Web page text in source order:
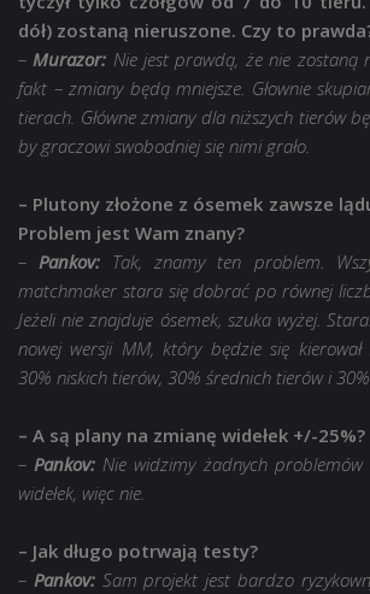
dół) zostaną nieruszone. Czy to
– Murazor: Nie jest prawdą, że nie zostaną
fakt – zmiany będą mniejsze. Głownie
tierach. Główne zmiany dla niższych tierów
by graczowi swobodniej się nimi grało.
– Plutony złożone z ósemek zawsze
Problem jest Wam znany?
– Pankov: Tak, znamy ten problem.
matchmaker stara się dobrać po równej
Jeżeli nie znajduje ósemek, szuka wyżej.
nowej wersji MM, który będzie się
30% niskich tierów, 30% średnich tierów i
– A są plany na zmianę widełek +/-25%?
– Pankov: Nie widzimy żadnych problemów
widełek, więc nie.
– Jak długo potrwają testy?
– Pankov:Sam projekt jest bardzo